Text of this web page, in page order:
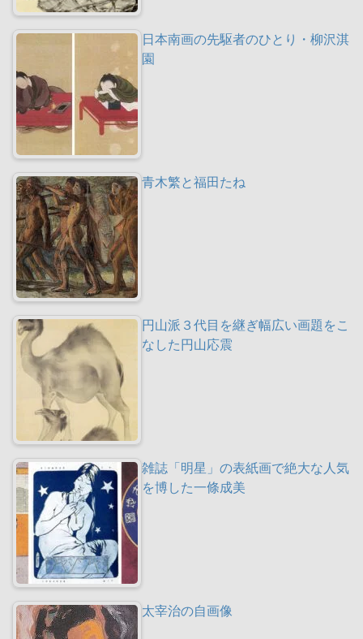
日本南画の先駆者のひとり・柳沢淇
園
青木繁と福田たね
円山派３代目を継ぎ幅広い画題をこ
なした円山応震
雑誌「明星」の表紙画で絶大な人気
を博した一條成美
太宰治の自画像